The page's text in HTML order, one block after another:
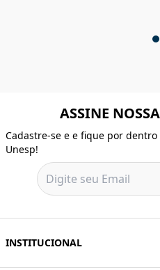
ASSINE
Cadastre-se e e fique por
Unesp!
INSTITUCIONAL